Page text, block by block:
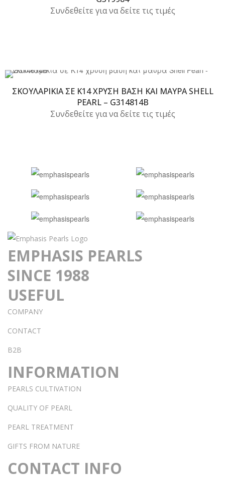
Συνδεθείτε για να δείτε τις τιμές
ΣΚΟΥΛΑΡΊΚΙΑ ΣΕ Κ14 ΧΡΥΣΉ ΒΆΣΗ ΚΑΙ ΜΑΎΡΑ SHELL
PEARL – G314814B
Συνδεθείτε για να δείτε τις τιμές
EMPHASIS PEARLS
SINCE 1988
USEFUL
COMPANY
CONTACT
B2B
INFORMATION
PEARLS CULTIVATION
QUALITY OF PEARL
PEARL TREATMENT
GIFTS FROM NATURE
CONTACT INFO